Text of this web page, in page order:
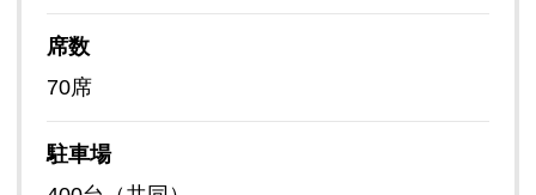
席数
70席
駐車場